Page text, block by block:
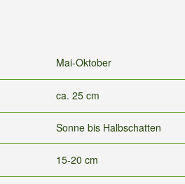
Mai-Oktober
ca. 25 cm
Sonne bis Halbschatten
15-20 cm